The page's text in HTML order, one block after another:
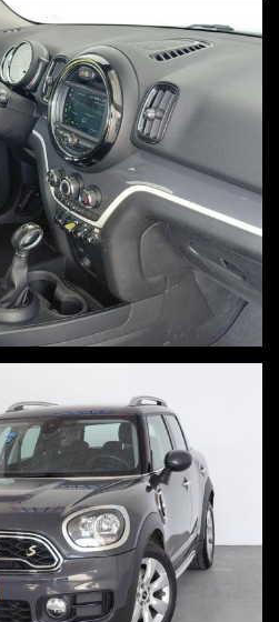
12 mesi LEGAL GEST
+ 480 euro estensibile fino a 4
MONZA
327 6335111
di apertura sono molto flessibili,
per trovare il giorno e orario